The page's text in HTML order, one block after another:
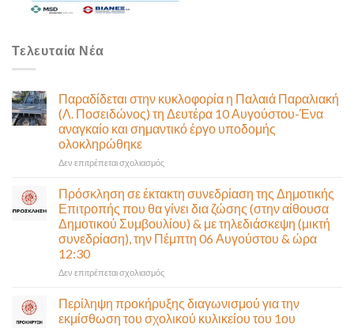
Τελευταία Νέα
Παραδίδεται στην κυκλοφορία η Παλαιά Παραλιακή
(Λ. Ποσειδώνος) τη Δευτέρα 10 Αυγούστου-Ένα
αναγκαίο και σημαντικό έργο υποδομής
ολοκληρώθηκε
Δεν επιτρέπεται σχολιασμόςστο
κυκλοφορία
η
Παλαιά
Παραλιακή
Ποσειδώνος)
10
Αυγούστου-
Πρόσκληση σε έκτακτη συνεδρίαση της Δημοτικής
Επιτροπής που θα γίνει δια ζώσης (στην αίθουσα
Δημοτικού Συμβουλίου) & με τηλεδιάσκεψη (μικτή
συνεδρίαση), την Πέμπτη 06 Αυγούστου & ώρα
12:30
Δεν επιτρέπεται σχολιασμόςστο
σε
έκτακτη
συνεδρίαση
Περίληψη προκήρυξης διαγωνισμού για την
εκμίσθωση του σχολικού κυλικείου του 1ου